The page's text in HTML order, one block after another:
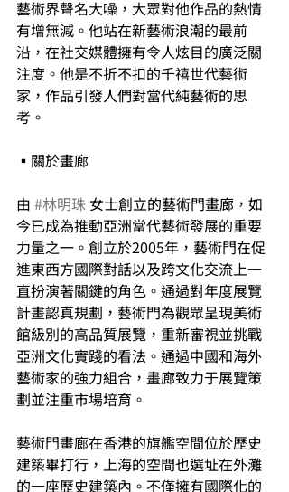
藝術界聲名大噪，大眾對他作品的熱情
有增無減。他站在新藝術浪潮的最前
沿，在社交媒體擁有令人炫目的廣泛關
注度。他是不折不扣的千禧世代藝術
家，作品引發人們對當代純藝術的思
考。
▪關於畫廊
由 #林明珠 女士創立的藝術門畫廊，如
今已成為推動亞洲當代藝術發展的重要
力量之一。創立於2005年，藝術門在促
進東⻄方國際對話以及跨文化交流上一
直扮演著關鍵的角色。通過對年度展覽
計畫認真規劃，藝術門為觀眾呈現美術
館級別的高品質展覽，重新審視並挑戰
亞洲文化實踐的看法。通過中國和海外
藝術家的強力組合，畫廊致力于展覽策
劃並注重市場培育。
藝術門畫廊在香港的旗艦空間位於歷史
建築畢打行，上海的空間也選址在外灘
的一座歷史建築內。不僅擁有國際化的